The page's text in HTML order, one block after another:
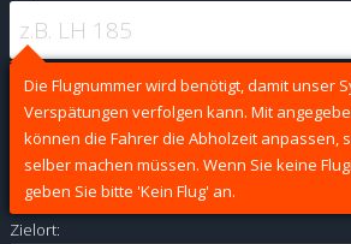
Die Flugnummer wird benötigt, damit unser
Verspätungen verfolgen kann. Mit
können die Fahrer die Abholzeit anpassen,
selber machen müssen. Wenn Sie keine
geben Sie bitte 'Kein Flug' an.
Zielort: